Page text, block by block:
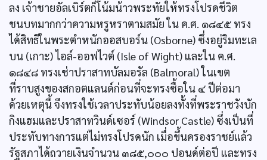
ลง เจ้าชายอัลเบิร์ตก็โน้มน้าวพระทัยให้ทรงโปรดชีวิต
ชนบทมากกว่าความหรูหราตามสมัย ใน ค.ศ. ๑๘๔๕ ทรง
ได้สิทธิในพระตำหนักออสบอร์น (Osborne) ซึ่งอยู่ริมทะเล
บน (เกาะ) ไอล์-ออฟไวต์ (Isle of Wight) และใน ค.ศ.
๑๘๔๘ ทรงเช่าปราสาทบัลมอรัล (Balmoral) ในเขต
ที่ราบสูงของสกอตแลนด์ก่อนที่จะทรงซื้อใน ๔ ปีต่อมา
ด้วยเหตุนี้ จึงทรงใช้เวลาประทับน้อยลงทั้งที่พระราชวังบัก
กิงแฮมและปราสาทวินด์เซอร์ (Windsor Castle) ซึ่งเป็นที่
ประทับทางการแต่ไม่ทรงโปรดนัก เมื่อขึ้นครองราชย์แล้ว
รัฐสภาได้ถวายเงินจำนวน ๓๘๕,๐๐๐ ปอนด์ต่อปี และทรง